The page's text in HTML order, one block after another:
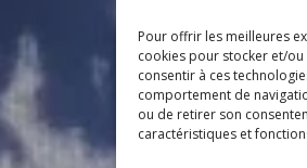
Pour offrir les meilleures
cookies pour stocker et/
consentir à ces
comportement de
ou de retirer son
caractéristiques et